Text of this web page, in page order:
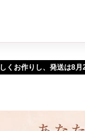
くお作りし、発送は